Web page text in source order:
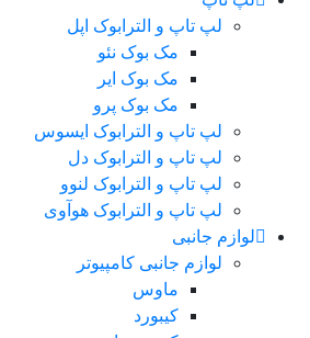
لپ تاپ و الترابوک اپل
مک بوک نئو
مک بوک ایر
مک بوک پرو
لپ تاپ و الترابوک ایسوس
لپ تاپ و الترابوک دل
لپ تاپ و الترابوک لنوو
لپ تاپ و الترابوک هوآوی
لوازم جانبی
لوازم جانبی کامپیوتر
ماوس
کیبورد